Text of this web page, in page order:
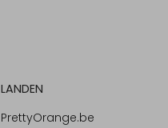
LANDEN
PrettyOrange.be